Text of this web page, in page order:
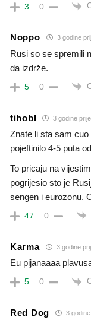
3 0
Noppo 3 godine
Rusi so se spremili
da izdrže.
5 0
tihobl 3 godine prije
Znate li sta sam
pojeftinilo 4-5 puta
To pricaju na
pogrijesio sto je
sengen i eurozonu.
47 0
Karma 3 godine
Eu pijanaaaa
5 0
Red Dog 3